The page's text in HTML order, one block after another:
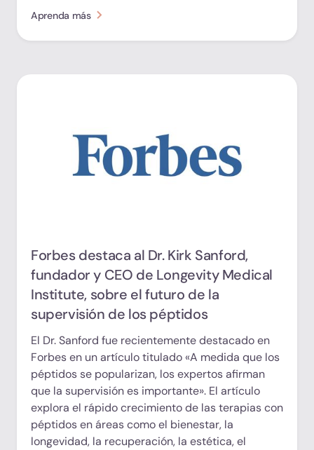
Aprenda más
Forbes destaca al Dr. Kirk Sanford,
fundador y CEO de Longevity Medical
Institute, sobre el futuro de la
supervisión de los péptidos
El Dr. Sanford fue recientemente destacado en
Forbes en un artículo titulado «A medida que los
péptidos se popularizan, los expertos afirman
que la supervisión es importante». El artículo
explora el rápido crecimiento de las terapias con
péptidos en áreas como el bienestar, la
longevidad, la recuperación, la estética, el